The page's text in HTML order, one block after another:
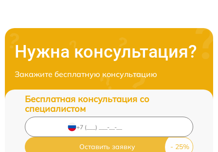
Нужна консультация?
Закажите бесплатную консультацию
Бесплатная консультация со
специалистом
Оставить заявку